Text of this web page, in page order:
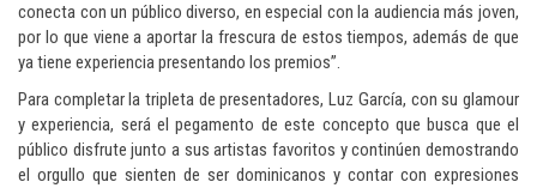
conecta con un público diverso, en especial con la audiencia más joven,
por lo que viene a aportar la frescura de estos tiempos, además de que
ya tiene experiencia presentando los premios”.
Para completar la tripleta de presentadores, Luz García, con su glamour
y experiencia, será el pegamento de este concepto que busca que el
público disfrute junto a sus artistas favoritos y continúen demostrando
el orgullo que sienten de ser dominicanos y contar con expresiones